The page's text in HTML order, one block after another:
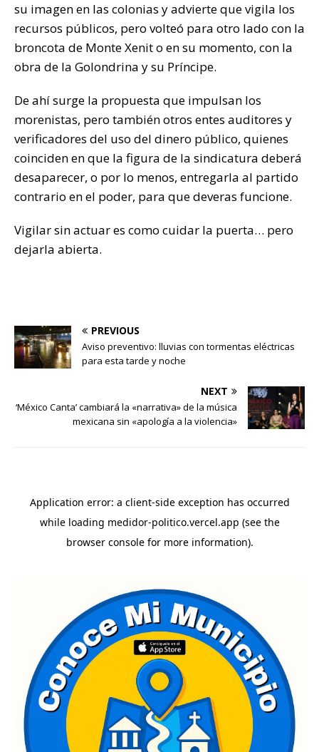
su imagen en las colonias y advierte que vigila los
recursos públicos, pero volteó para otro lado con la
broncota de Monte Xenit o en su momento, con la
obra de la Golondrina y su Príncipe.
De ahí surge la propuesta que impulsan los
morenistas, pero también otros entes auditores y
verificadores del uso del dinero público, quienes
coinciden en que la figura de la sindicatura deberá
desaparecer, o por lo menos, entregarla al partido
contrario en el poder, para que deveras funcione.
Vigilar sin actuar es como cuidar la puerta… pero
dejarla abierta.
PREVIOUS
Aviso preventivo: lluvias con tormentas eléctricas
para esta tarde y noche
NEXT
‘México Canta’ cambiará la «narrativa» de la música
mexicana sin «apología a la violencia»